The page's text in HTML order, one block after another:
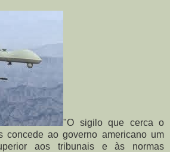
"O sigilo que cerca o
concede ao governo americano um
aos tribunais e às normas